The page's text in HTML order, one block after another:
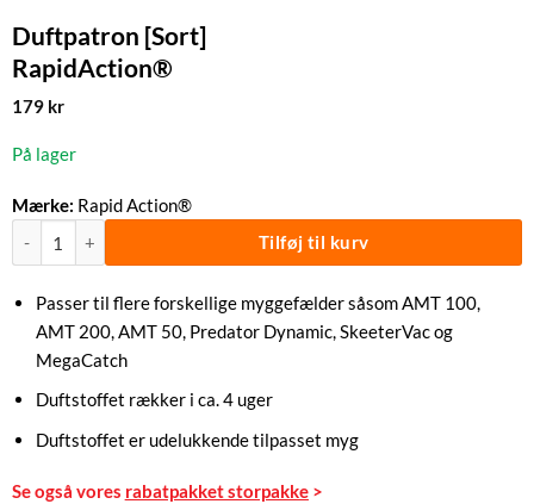
Duftpatron [Sort]
RapidAction®
179 kr
På lager
Mærke: Rapid Action®
Duftpatron [Sort] | RapidAction® antal
Tilføj til kurv
Passer til flere forskellige myggefælder såsom AMT 100,
AMT 200, AMT 50, Predator Dynamic, SkeeterVac og
MegaCatch
Duftstoffet rækker i ca. 4 uger
Duftstoffet er udelukkende tilpasset myg
Se også vores rabatpakket storpakke>